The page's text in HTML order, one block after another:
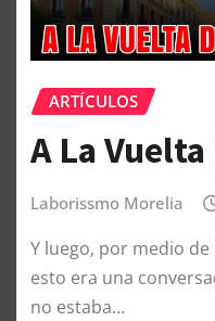
ARTÍCULOS
A La
Laborissmo Morelia
Y luego, por medio
esto era una
no estaba…